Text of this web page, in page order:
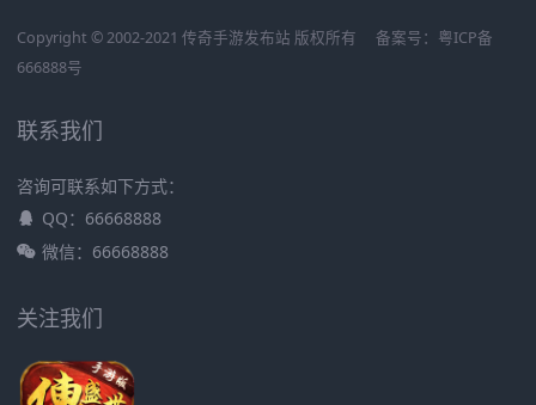
Copyright © 2002-2021 传奇手游发布站 版权所有 备案号： 粤ICP备
666888号
联系我们
咨询可联系如下方式：
QQ：66668888
微信：66668888
关注我们